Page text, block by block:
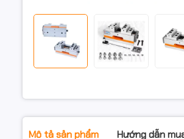
Mô tả sản phẩm Hướng dẫn